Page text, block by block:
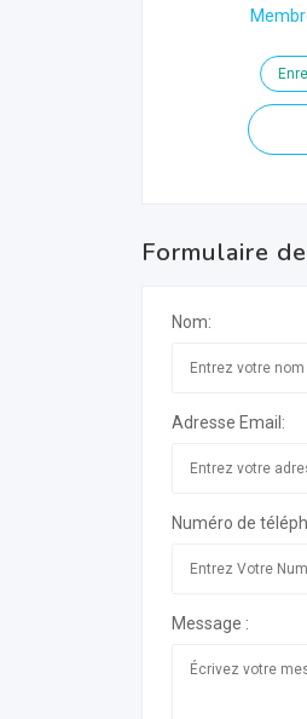
Formulaire
Nom:
Adresse Email:
Numéro de
Message :